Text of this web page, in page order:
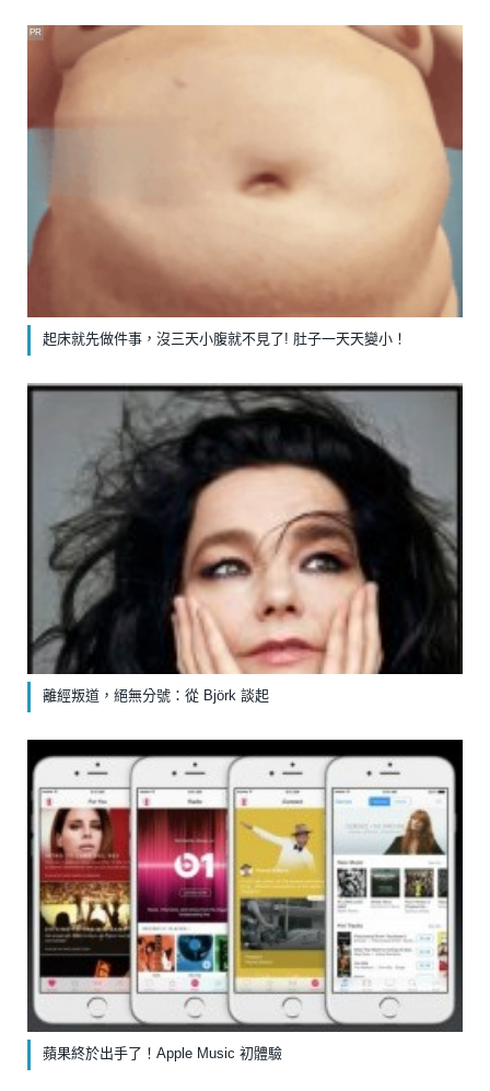
起床就先做件事，沒三天小腹就不見了! 肚子一天天變小！
PR
離經叛道，絕無分號：從 Björk 談起
蘋果終於出手了！Apple Music 初體驗